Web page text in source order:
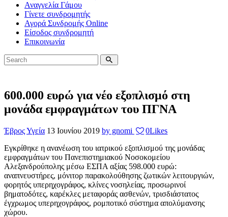
Αναγγελία Γάμου
Γίνετε συνδρομητής
Αγορά Συνδρομής Online
Είσοδος συνδρομητή
Επικοινωνία
600.000 ευρώ για νέο εξοπλισμό στη
μονάδα εμφραγμάτων του ΠΓΝΑ
ΈβροςΥγεία 13 Ιουνίου 2019 by gnomi 0Likes
Εγκρίθηκε η ανανέωση του ιατρικού εξοπλισμού της μονάδας
εμφραγμάτων του Πανεπιστημιακού Νοσοκομείου
Αλεξανδρούπολης μέσω ΕΣΠΑ αξίας 598.000 ευρώ:
αναπνευστήρες, μόνιτορ παρακολούθησης ζωτικών λειτουργιών,
φορητός υπερηχογράφος, κλίνες νοσηλείας, προσωρινοί
βηματοδότες, καρέκλες μεταφοράς ασθενών, τρισδιάστατος
έγχρωμος υπερηχογράφος, ρομποτικό σύστημα απολύμανσης
χώρου.